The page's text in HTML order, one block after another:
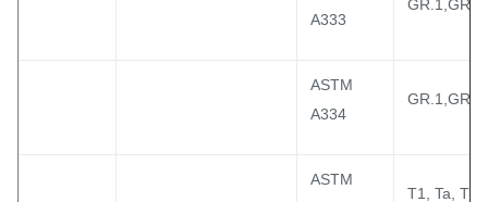
A333
ASTM
A334
ASTM
T1, Ta, Tb